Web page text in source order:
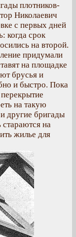
плотников-
Николаевич
с первых дней
когда срок
на второй.
придумали
на площадке
брусья и
и быстро. Пока
на такую
другие бригады
на
жилье для